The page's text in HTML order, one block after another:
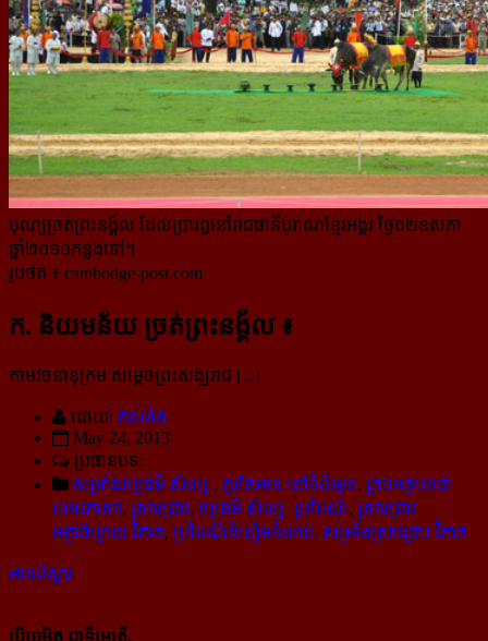
បុណ្យច្រត់ព្រះនង្គ័ល ដែលប្រារព្ធនៅរាជធានីបូរាណខ្មែរអង្គរ ថ្ងៃ០២ឧសភា
ឆ្នាំ២០១០កន្លងទៅ។
រូបថត ៖ cambodge-post.com
ក. និយមន័យ ច្រត់ព្រះនង្គ័ល ៖
តាមវចនានុក្រម សម្តេចព្រះសង្ឃរាជ [...]
ដោយ: គល់រាំង
May 24, 2013
ប្រធានបទ:
សម្រាំងវប្ប​ធម៌​ សិល្បៈ, គួរតែអាន នៅទំព័រមុខ, គ្រប់អត្ថបទជា
ខេមរភាសា, ស្រាវជ្រាវ, វប្បធម៌ សិល្បៈ ប្រពៃណី, ស្រាវជ្រាវ
អត្ថាធិប្បាយ វិភាគ, ប្រពៃណីទំនៀមទំលាប់, សម្រាំងស្រាវជ្រាវ វិភាគ
អានពិស្ដារ